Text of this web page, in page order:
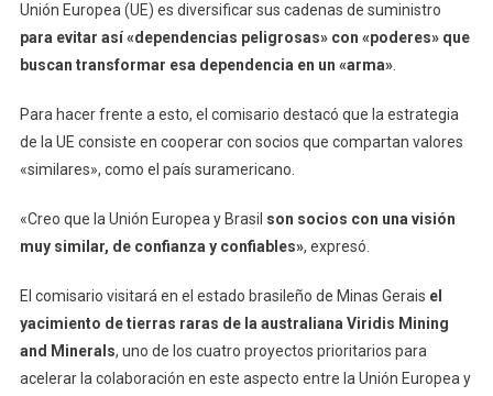
Unión Europea (UE) es diversificar sus cadenas de suministro
para evitar así «dependencias peligrosas» con «poderes» que
buscan transformar esa dependencia en un «arma».
Para hacer frente a esto, el comisario destacó que la estrategia
de la UE consiste en cooperar con socios que compartan valores
«similares», como el país suramericano.
«Creo que la Unión Europea y Brasil son socios con una visión
muy similar, de confianza y confiables», expresó.
El comisario visitará en el estado brasileño de Minas Gerais el
yacimiento de tierras raras de la australiana Viridis Mining
and Minerals, uno de los cuatro proyectos prioritarios para
acelerar la colaboración en este aspecto entre la Unión Europea y